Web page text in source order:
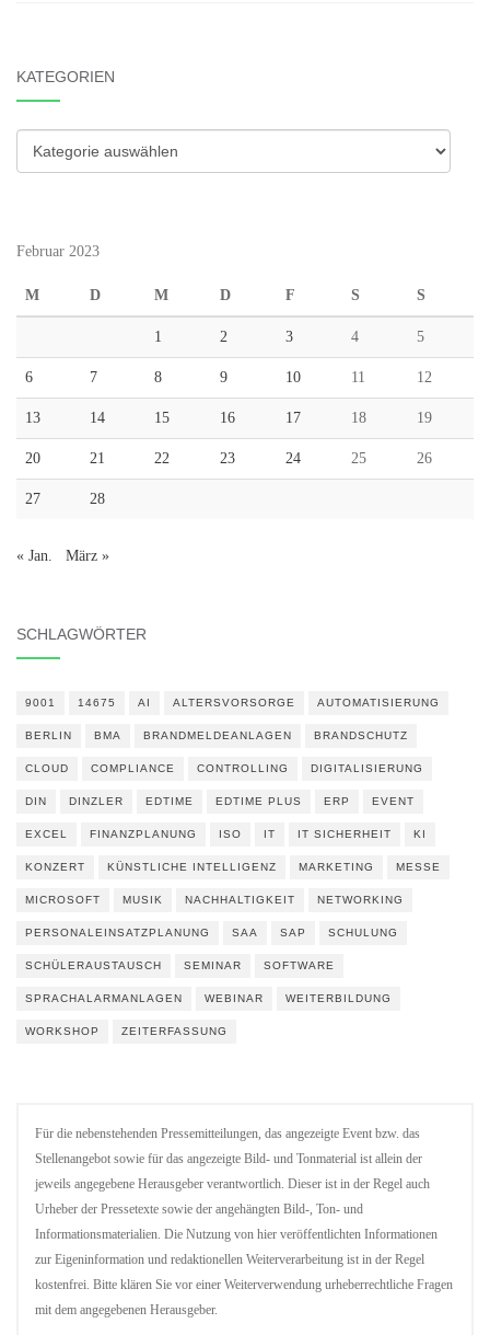
KATEGORIEN
Kategorien
Februar 2023
M D M D F S S
1 2 3 4 5
6 7 8 9 10 11 12
13 14 15 16 17 18 19
20 21 22 23 24 25 26
27 28
« Jan. März »
SCHLAGWÖRTER
9001 14675 AI ALTERSVORSORGE AUTOMATISIERUNG
BERLIN BMA BRANDMELDEANLAGEN BRANDSCHUTZ
CLOUD COMPLIANCE CONTROLLING DIGITALISIERUNG
DIN DINZLER EDTIME EDTIME PLUS ERP EVENT
EXCEL FINANZPLANUNG ISO IT IT SICHERHEIT KI
KONZERT KÜNSTLICHE INTELLIGENZ MARKETING MESSE
MICROSOFT MUSIK NACHHALTIGKEIT NETWORKING
PERSONALEINSATZPLANUNG SAA SAP SCHULUNG
SCHÜLERAUSTAUSCH SEMINAR SOFTWARE
SPRACHALARMANLAGEN WEBINAR WEITERBILDUNG
WORKSHOP ZEITERFASSUNG
Für die nebenstehenden Pressemitteilungen, das angezeigte Event bzw. das
Stellenangebot sowie für das angezeigte Bild- und Tonmaterial ist allein der
jeweils angegebene Herausgeber verantwortlich. Dieser ist in der Regel auch
Urheber der Pressetexte sowie der angehängten Bild-, Ton- und
Informationsmaterialien. Die Nutzung von hier veröffentlichten Informationen
zur Eigeninformation und redaktionellen Weiterverarbeitung ist in der Regel
kostenfrei. Bitte klären Sie vor einer Weiterverwendung urheberrechtliche Fragen
mit dem angegebenen Herausgeber.